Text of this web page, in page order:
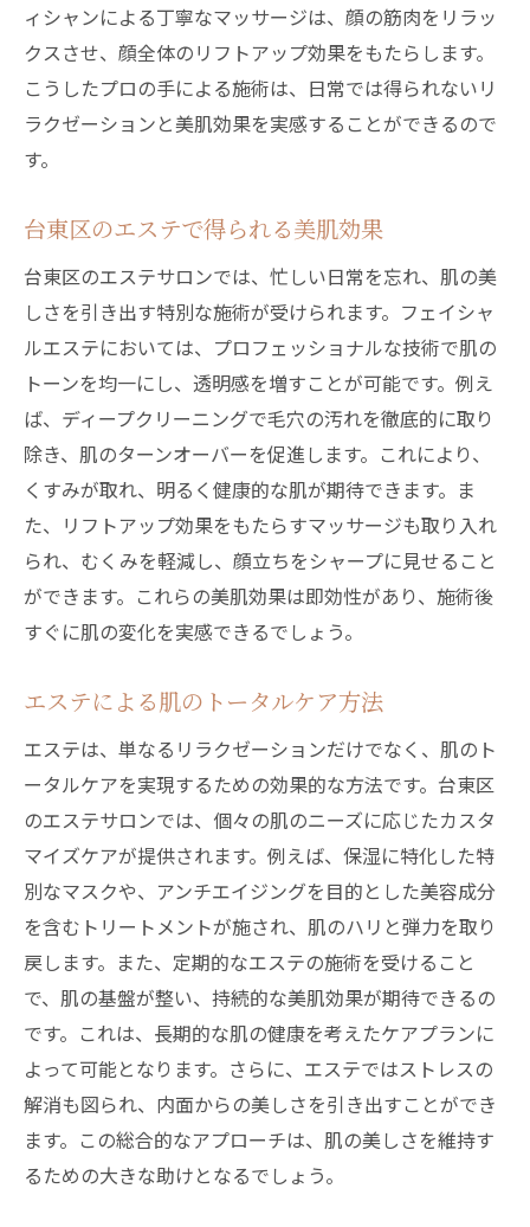
ィシャンによる丁寧なマッサージは、顔の筋肉をリラッ
クスさせ、顔全体のリフトアップ効果をもたらします。
こうしたプロの手による施術は、日常では得られないリ
ラクゼーションと美肌効果を実感することができるので
す。
台東区のエステで得られる美肌効果
台東区のエステサロンでは、忙しい日常を忘れ、肌の美
しさを引き出す特別な施術が受けられます。フェイシャ
ルエステにおいては、プロフェッショナルな技術で肌の
トーンを均一にし、透明感を増すことが可能です。例え
ば、ディープクリーニングで毛穴の汚れを徹底的に取り
除き、肌のターンオーバーを促進します。これにより、
くすみが取れ、明るく健康的な肌が期待できます。ま
た、リフトアップ効果をもたらすマッサージも取り入れ
られ、むくみを軽減し、顔立ちをシャープに見せること
ができます。これらの美肌効果は即効性があり、施術後
すぐに肌の変化を実感できるでしょう。
エステによる肌のトータルケア方法
エステは、単なるリラクゼーションだけでなく、肌のト
ータルケアを実現するための効果的な方法です。台東区
のエステサロンでは、個々の肌のニーズに応じたカスタ
マイズケアが提供されます。例えば、保湿に特化した特
別なマスクや、アンチエイジングを目的とした美容成分
を含むトリートメントが施され、肌のハリと弾力を取り
戻します。また、定期的なエステの施術を受けること
で、肌の基盤が整い、持続的な美肌効果が期待できるの
です。これは、長期的な肌の健康を考えたケアプランに
よって可能となります。さらに、エステではストレスの
解消も図られ、内面からの美しさを引き出すことができ
ます。この総合的なアプローチは、肌の美しさを維持す
るための大きな助けとなるでしょう。